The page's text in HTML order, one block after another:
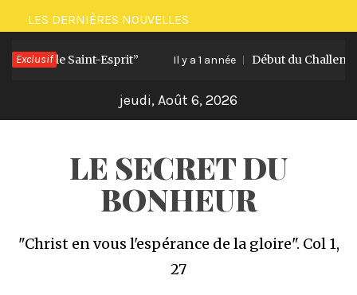
Passer
au
contenu
LES DERNIÈRES NOUVELLES
Exclusif
le Saint-Esprit” Il y a 1 année Début du Challenge
jeudi, Août 6, 2026
LE SECRET DU
BONHEUR
"Christ en vous l'espérance de la gloire". Col 1,
27